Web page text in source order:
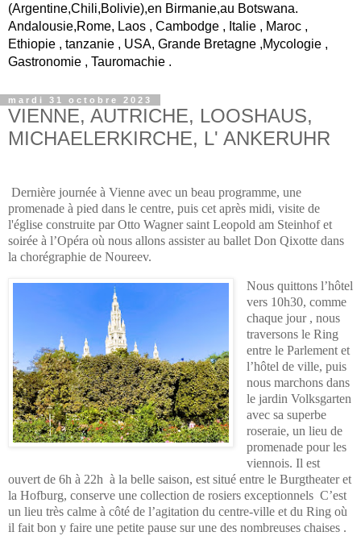
(Argentine,Chili,Bolivie),en Birmanie,au Botswana.
Andalousie,Rome, Laos , Cambodge , Italie , Maroc ,
Ethiopie , tanzanie , USA, Grande Bretagne ,Mycologie ,
Gastronomie , Tauromachie .
mardi 31 octobre 2023
VIENNE, AUTRICHE, LOOSHAUS,
MICHAELERKIRCHE, L' ANKERUHR
Dernière journée à Vienne avec un beau programme, une
promenade à pied dans le centre, puis cet après midi, visite de
l'église construite par Otto Wagner saint Leopold am Steinhof et
soirée à l’Opéra où nous allons assister au ballet Don Qixotte dans
la chorégraphie de Noureev.
Nous quittons l’hôtel
vers 10h30, comme
chaque jour , nous
traversons le Ring
entre le Parlement et
l’hôtel de ville, puis
nous marchons dans
le jardin Volksgarten
avec sa superbe
roseraie, un lieu de
promenade pour les
viennois. Il est
ouvert de 6h à 22h à la belle saison, est situé entre le Burgtheater et
la Hofburg, conserve une collection de rosiers exceptionnels C’est
un lieu très calme à côté de l’agitation du centre-ville et du Ring où
il fait bon y faire une petite pause sur une des nombreuses chaises .